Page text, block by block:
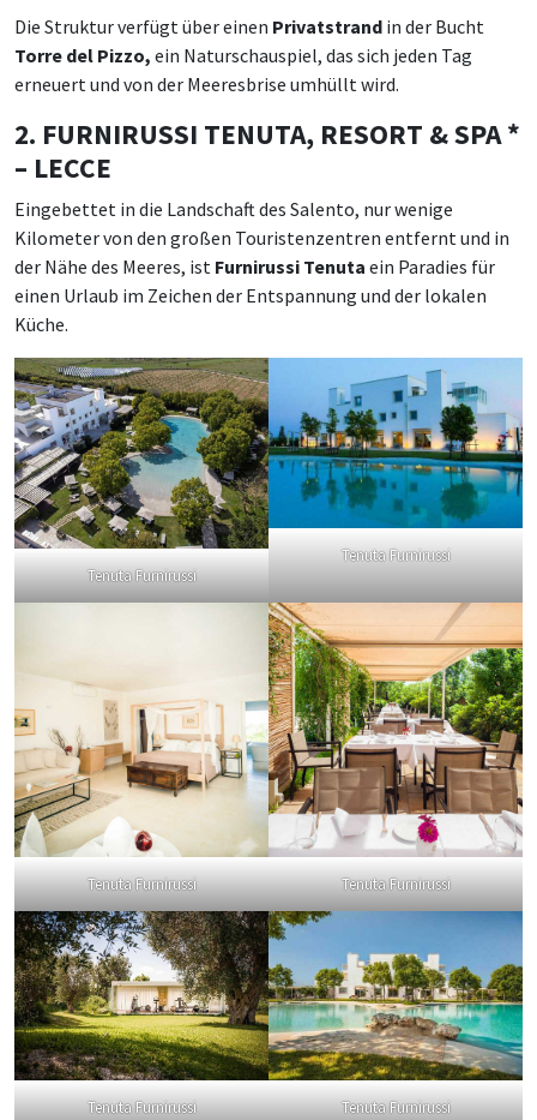
Die Struktur verfügt über einen Privatstrand in der Bucht
Torre del Pizzo, ein Naturschauspiel, das sich jeden Tag
erneuert und von der Meeresbrise umhüllt wird.
2. FURNIRUSSI TENUTA, RESORT & SPA *
– LECCE
Eingebettet in die Landschaft des Salento, nur wenige
Kilometer von den großen Touristenzentren entfernt und in
der Nähe des Meeres, ist Furnirussi Tenuta ein Paradies für
einen Urlaub im Zeichen der Entspannung und der lokalen
Küche.
Tenuta Furnirussi
Tenuta Furnirussi
Tenuta Furnirussi Tenuta Furnirussi
Tenuta Furnirussi Tenuta Furnirussi